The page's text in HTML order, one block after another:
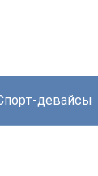
девайсы